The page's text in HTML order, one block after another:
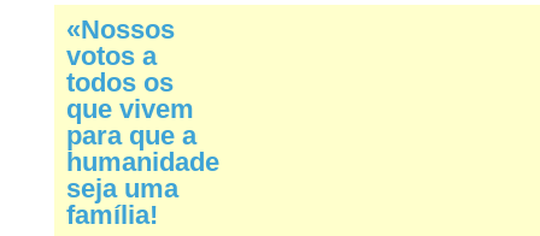
«Nossos
votos a
todos os
que vivem
para que a
humanidade
seja uma
família!